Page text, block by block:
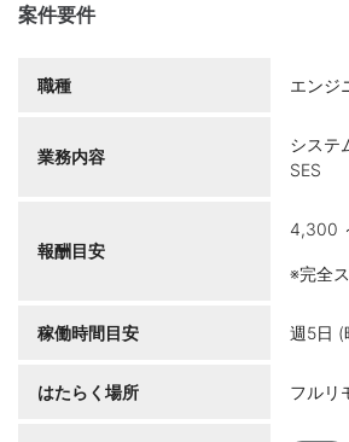
案件要件
職種 エンジ
業務内容
システ
SES
報酬目安
4,300
※完全
稼働時間目安 週5日 (
はたらく場所 フルリ